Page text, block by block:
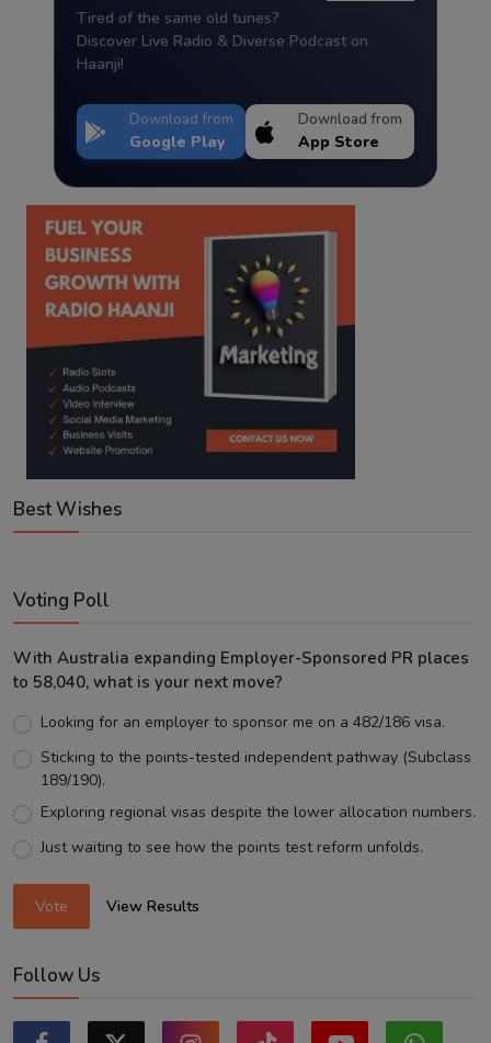
Tired of the same old tunes?
Discover Live Radio & Diverse Podcast on
Haanji!
Download from
Google Play
Download from
App Store
Best Wishes
Voting Poll
With Australia expanding Employer-Sponsored PR places
to 58,040, what is your next move?
Looking for an employer to sponsor me on a 482/186 visa.
Sticking to the points-tested independent pathway (Subclass
189/190).
Exploring regional visas despite the lower allocation numbers.
Just waiting to see how the points test reform unfolds.
Vote View Results
Follow Us